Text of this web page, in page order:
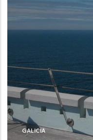
GALICIA